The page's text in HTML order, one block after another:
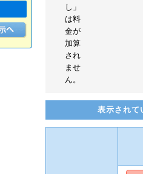
し」
は料
金が
加算
され
ませ
ん。
表示されて